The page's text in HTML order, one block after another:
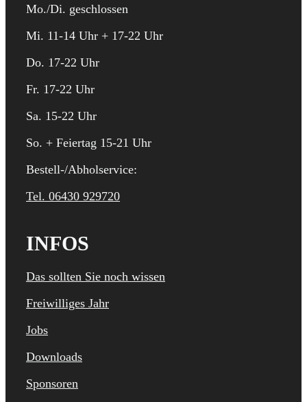
Mo./Di. geschlossen
Mi. 11-14 Uhr + 17-22 Uhr
Do. 17-22 Uhr
Fr. 17-22 Uhr
Sa. 15-22 Uhr
So. + Feiertag 15-21 Uhr
Bestell-/Abholservice:
Tel. 06430 929720
INFOS
Das sollten Sie noch wissen
Freiwilliges Jahr
Jobs
Downloads
Sponsoren